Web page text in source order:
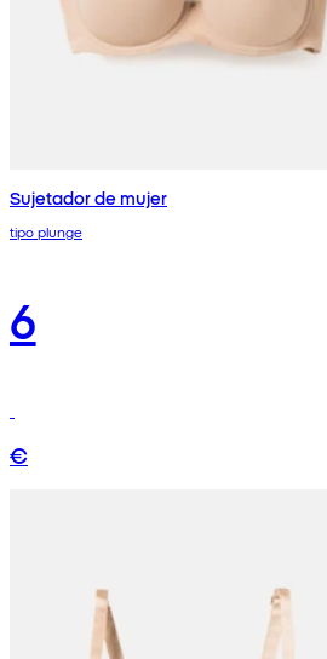
Sujetador de mujer
tipo plunge
6
€